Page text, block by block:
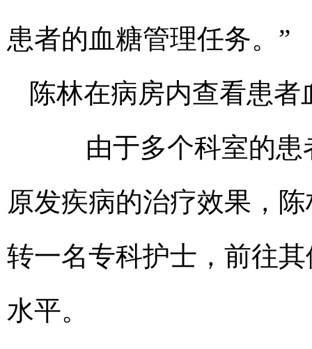
患者的血糖管理任务。”
陈林在病房内查看患
由于多个科室的患
原发疾病的治疗效果，
转一名专科护士，前往
水平。